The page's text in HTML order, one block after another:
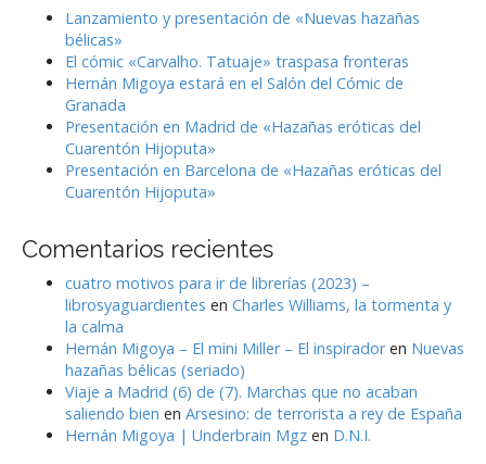
Lanzamiento y presentación de «Nuevas hazañas
bélicas»
El cómic «Carvalho. Tatuaje» traspasa fronteras
Hernán Migoya estará en el Salón del Cómic de
Granada
Presentación en Madrid de «Hazañas eróticas del
Cuarentón Hijoputa»
Presentación en Barcelona de «Hazañas eróticas del
Cuarentón Hijoputa»
Comentarios recientes
cuatro motivos para ir de librerías (2023) –
librosyaguardientes en Charles Williams, la tormenta y
la calma
Hernán Migoya – El mini Miller – El inspiradoren Nuevas
hazañas bélicas (seriado)
Viaje a Madrid (6) de (7). Marchas que no acaban
saliendo bien en Arsesino: de terrorista a rey de España
Hernán Migoya | Underbrain Mgz en D.N.I.